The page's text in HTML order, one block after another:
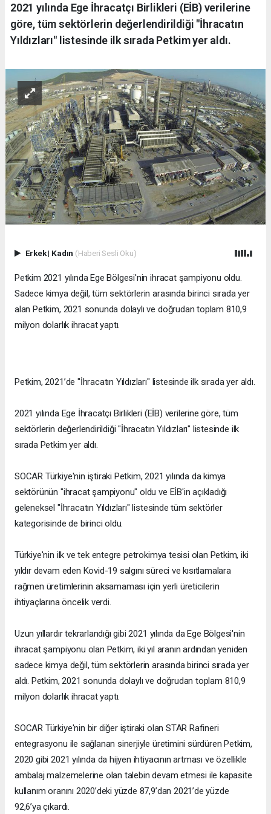
2021 yılında Ege İhracatçı Birlikleri (EİB) verilerine
göre, tüm sektörlerin değerlendirildiği "İhracatın
Yıldızları" listesinde ilk sırada Petkim yer aldı.
Erkek| Kadın (Haberi Sesli Oku)
Petkim 2021 yılında Ege Bölgesi'nin ihracat şampiyonu oldu.
Sadece kimya değil, tüm sektörlerin arasında birinci sırada yer
alan Petkim, 2021 sonunda dolaylı ve doğrudan toplam 810,9
milyon dolarlık ihracat yaptı.
Petkim, 2021’de "İhracatın Yıldızları" listesinde ilk sırada yer aldı.
2021 yılında Ege İhracatçı Birlikleri (EİB) verilerine göre, tüm
sektörlerin değerlendirildiği "İhracatın Yıldızları" listesinde ilk
sırada Petkim yer aldı.
SOCAR Türkiye'nin iştiraki Petkim, 2021 yılında da kimya
sektörünün "ihracat şampiyonu" oldu ve EİB'in açıkladığı
geleneksel "İhracatın Yıldızları" listesinde tüm sektörler
kategorisinde de birinci oldu.
Türkiye'nin ilk ve tek entegre petrokimya tesisi olan Petkim, iki
yıldır devam eden Kovid-19 salgını süreci ve kısıtlamalara
rağmen üretimlerinin aksamaması için yerli üreticilerin
ihtiyaçlarına öncelik verdi.
Uzun yıllardır tekrarlandığı gibi 2021 yılında da Ege Bölgesi'nin
ihracat şampiyonu olan Petkim, iki yıl aranın ardından yeniden
sadece kimya değil, tüm sektörlerin arasında birinci sırada yer
aldı. Petkim, 2021 sonunda dolaylı ve doğrudan toplam 810,9
milyon dolarlık ihracat yaptı.
SOCAR Türkiye'nin bir diğer iştiraki olan STAR Rafineri
entegrasyonu ile sağlanan sinerjiyle üretimini sürdüren Petkim,
2020 gibi 2021 yılında da hijyen ihtiyacının artması ve özellikle
ambalaj malzemelerine olan talebin devam etmesi ile kapasite
kullanım oranını 2020’deki yüzde 87,9’dan 2021’de yüzde
92,6’ya çıkardı.